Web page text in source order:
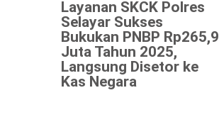
Layanan SKCK Polres
Selayar Sukses
Bukukan PNBP Rp265,9
Juta Tahun 2025,
Langsung Disetor ke
Kas Negara